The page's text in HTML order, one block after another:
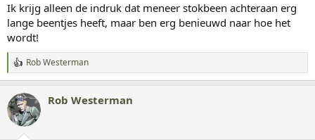
e
n
:
Ik krijg alleen de indruk dat meneer stokbeen achteraan erg
lange beentjes heeft, maar ben erg benieuwd naar hoe het
wordt!
W
a
r
d
e
Rob Westerman
Rob Westerman